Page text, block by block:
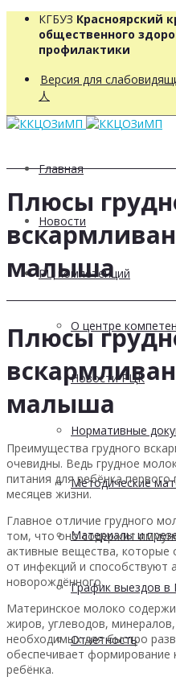
КГБУЗ Красноярский
общественного
профилактики
Версия для
人
Главная
Новости
РЦ компетенций
О центре
Новости РЦК
Нормативные
Методические
Материалы и
График выездов
Отчетность
Плюсы
малыша
Плюсы
малыша
Преимущества грудного
очевидны. Ведь грудное
питания для ребёнка
месяцев жизни.
Главное отличие грудного
том, что оно содержит
активные вещества, которые
от инфекций и способствуют
новорождённого.
Материнское молоко
жиров, углеводов,
необходимых для быстро
обеспечивает формирование
ребёнка.